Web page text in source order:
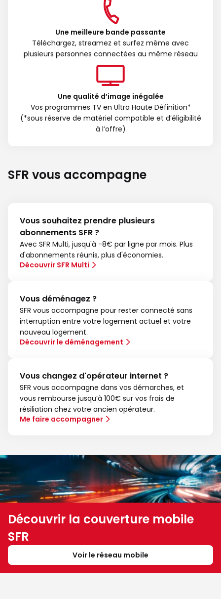
Une meilleure bande passante
Téléchargez, streamez et surfez même avec
plusieurs personnes connectées au même réseau
Une qualité d’image inégalée
Vos programmes TV en Ultra Haute Définition*
(*sous réserve de matériel compatible et d’éligibilité
à l’offre)
SFR vous accompagne
Vous souhaitez prendre plusieurs
abonnements SFR ?
Avec SFR Multi, jusqu'à -8€ par ligne par mois. Plus
d'abonnements réunis, plus d'économies.
Découvrir SFR Multi
Vous déménagez ?
SFR vous accompagne pour rester connecté sans
interruption entre votre logement actuel et votre
nouveau logement.
Découvrir le déménagement
Vous changez d'opérateur internet ?
SFR vous accompagne dans vos démarches, et
vous rembourse jusqu’à 100€ sur vos frais de
résiliation chez votre ancien opérateur.
Me faire accompagner
Découvrir la couverture mobile
SFR
Voir le réseau mobile